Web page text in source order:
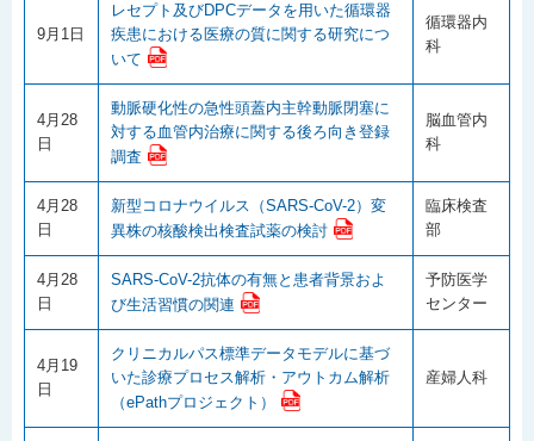
9月1日
レセプト及びDPCデータを用いた循環器
疾患における医療の質に関する研究につ
いて
循環器内
科
4月28
日
動脈硬化性の急性頭蓋内主幹動脈閉塞に
対する血管内治療に関する後ろ向き登録
調査
脳血管内
科
4月28
日
新型コロナウイルス（SARS-CoV-2）変
異株の核酸検出検査試薬の検討
臨床検査
部
4月28
日
SARS-CoV-2抗体の有無と患者背景およ
び生活習慣の関連
予防医学
センター
4月19
日
クリニカルパス標準データモデルに基づ
いた診療プロセス解析・アウトカム解析
（ePathプロジェクト）
産婦人科